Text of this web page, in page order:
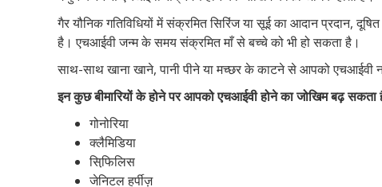
गैर यौनिक गतिविधियों में संक्रमित सिरिंज या सूई का आदान प्रदान,
है। एचआईवी जन्म के समय संक्रमित माँ से बच्चे को भी हो सकता है।
साथ-साथ खाना खाने, पानी पीने या मच्छर के काटने से आपको एचआईवी
इन कुछ बीमारियों के होने पर आपको एचआईवी होने का जोखिम बढ़ सकता
गोनोरिया
क्लैमिडिया
सिफि़लिस
जेनिटल हर्पीज़